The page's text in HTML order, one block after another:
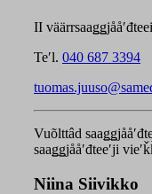
II väärrsaaǥǥjååʹđteei
Teʹl. 040 687 3394
Vuõlttâd
saaǥǥjååʹđteeʹji
Niina Siivikko